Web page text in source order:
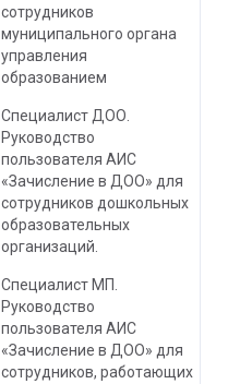
сотрудников
муниципального органа
управления
образованием
Специалист ДОО.
Руководство
пользователя АИС
«Зачисление в ДОО» для
сотрудников дошкольных
образовательных
организаций.
Специалист МП.
Руководство
пользователя АИС
«Зачисление в ДОО» для
сотрудников, работающих